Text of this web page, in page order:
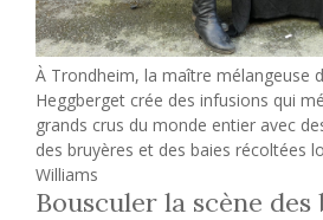
À Trondheim, la maître mélangeuse
Heggberget crée des infusions qui
grands crus du monde entier avec
des bruyères et des baies récoltées
Williams
Bousculer la scène des